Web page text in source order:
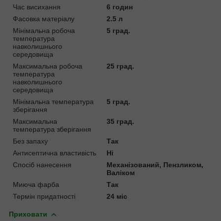
Час висихання
6 годин
Фасовка матеріалу
2.5 л
Мінімальна робоча
температура
навколишнього
середовища
5 град.
Максимальна робоча
температура
навколишнього
середовища
25 град.
Мінімальна температура
зберігання
5 град.
Максимальна
температура зберігання
35 град.
Без запаху
Так
Антисептична властивість
Ні
Спосіб нанесення
Механізований, Пензликом,
Валіком
Миюча фарба
Так
Термін придатності
24 міс
Приховати